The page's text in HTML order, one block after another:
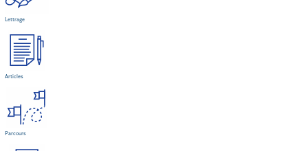
Lettrage
Articles
Parcours